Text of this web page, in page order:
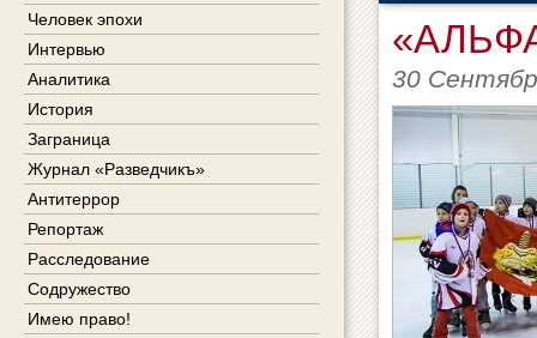
Человек эпохи
Интервью
Аналитика
История
Заграница
Журнал «Разведчикъ»
Антитеррор
Репортаж
Расследование
Содружество
Имею право!
30